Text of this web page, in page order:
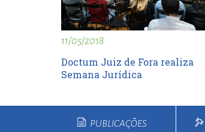
11/05/2018
Doctum Juiz de Fora realiza
Semana Jurídica
PUBLICAÇÕES